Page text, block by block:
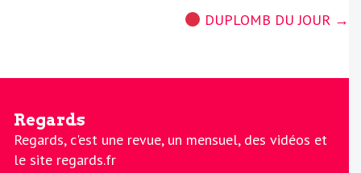
DUPLOMB DU JOUR →
Regards
Regards, c'est une revue, un mensuel, des vidéos et
le site regards.fr